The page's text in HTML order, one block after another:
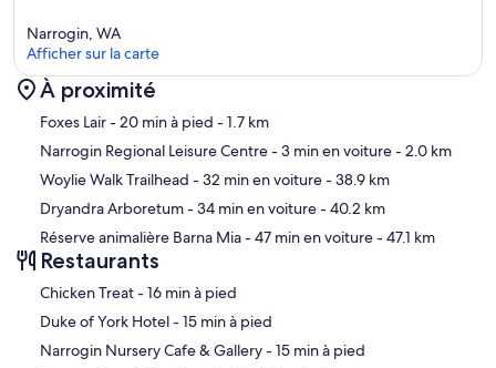
Carte
Narrogin, WA
Afficher sur la carte
À proximité
Foxes Lair- 20 min à pied - 1.7 km
Narrogin Regional Leisure Centre- 3 min en voiture- 2.0 km
Woylie Walk Trailhead - 32 min en voiture- 38.9 km
Dryandra Arboretum- 34 min en voiture- 40.2 km
Réserve animalière Barna Mia- 47 min en voiture- 47.1 km
Restaurants
‪Chicken Treat - ‬16 min à pied
‪Duke of York Hotel - ‬15 min à pied
‪Narrogin Nursery Cafe & Gallery - ‬15 min à pied